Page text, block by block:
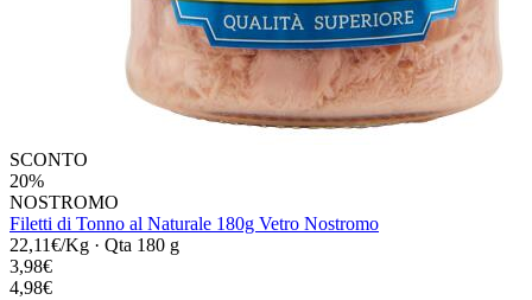
SCONTO
20%
NOSTROMO
Filetti di Tonno al Naturale 180g Vetro Nostromo
22,11€/Kg · Qta 180 g
3,98€
4,98€